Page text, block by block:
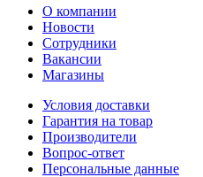
О компании
Новости
Сотрудники
Вакансии
Магазины
Условия доставки
Гарантия на товар
Производители
Вопрос-ответ
Персональные данные